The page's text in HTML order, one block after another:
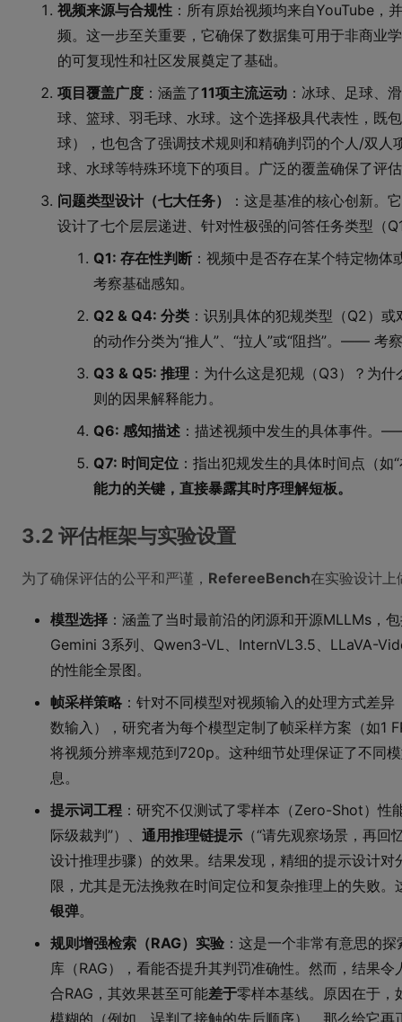
视频来源与合规性 ：所有原始视频均来自YouTube，
频。这一步至关重要，它确保了数据集可用于非商业
的可复现性和社区发展奠定了基础。
项目覆盖广度 ：涵盖了11项主流运动 ：冰球、足球、
球、篮球、羽毛球、水球。这个选择极具代表性，既
球），也包含了强调技术规则和精确判罚的个人/双人
球、水球等特殊环境下的项目。广泛的覆盖确保了评
问题类型设计（七大任务）
：这是基准的核心创新。
设计了七个层层递进、针对性极强的问答任务类型（
Q1: 存在性判断 ：视频中是否存在某个特定物
考察基础感知。
Q2 & Q4: 分类 ：识别具体的犯规类型（Q2）
的动作分类为“推人”、“拉人”或“阻挡”。—— 考
Q3 & Q5: 推理 ：为什么这是犯规（Q3）？为
则的因果解释能力。
Q6: 感知描述 ：描述视频中发生的具体事件。
Q7: 时间定位 ：指出犯规发生的具体时间点（
能力的关键，直接暴露其时序理解短板。
3.2 评估框架与实验设置
为了确保评估的公平和严谨， RefereeBench在实验设计上
模型选择 ：涵盖了当时最前沿的闭源和开源MLLMs，
Gemini 3系列、Qwen3-VL、InternVL3.5、LLaVA-
的性能全景图。
帧采样策略 ：针对不同模型对视频输入的处理方式差
数输入），研究者为每个模型定制了帧采样方案（如1
将视频分辨率规范到720p。这种细节处理保证了不同
息。
提示词工程 ：研究不仅测试了零样本（Zero-Shot）性
际级裁判”）、 通用推理链提示 （“请先观察场景，再回
设计推理步骤）的效果。结果发现，精细的提示设计
限，尤其是无法挽救在时间定位和复杂推理上的失败。
银弹。
规则增强检索（RAG）实验 ：这是一个非常有意思的
库（RAG），看能否提升其判罚准确性。然而，结果
合RAG，其效果甚至可能差于零样本基线。原因在于
模糊的（例如，误判了接触的先后顺序），那么给它